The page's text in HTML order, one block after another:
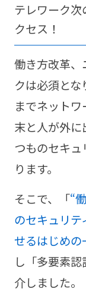
テレワーク
クセス！
働き方改革、
クは必須と
までネット
末と人が外に
つものセキ
ります。
そこで、「“
のセキュリ
せるはじめの
し「多要素
介しました。